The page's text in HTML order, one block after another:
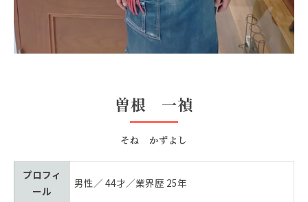
曽根 一禎
そね かずよし
プロフィ
ール
男性／ 44才／業界歴 25年